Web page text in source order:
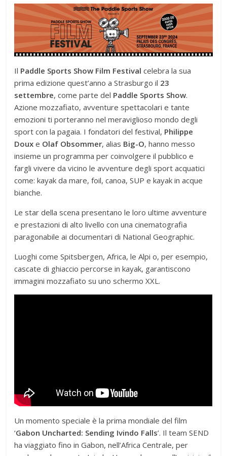
Il Paddle Sports Show Film Festival celebra la sua
prima edizione quest’anno a Strasburgo il 23
settembre, come parte del Paddle Sports Show.
Azione mozzafiato, avventure spettacolari e tante
emozioni ti porteranno nel meraviglioso mondo degli
sport con la pagaia. I fondatori del festival, Philippe
Doux e Olaf Obsommer, alias Big-O, hanno messo
insieme un programma per coinvolgere il pubblico e
fargli vivere da vicino le avventure degli sport acquatici
come: kayak da mare, foil, canoa, SUP e kayak in acque
bianche.
Le star della scena presentano le loro ultime avventure
e prestazioni di alto livello con una cinematografia
paragonabile ai documentari di National Geographic.
Luoghi come Spitsbergen, Africa, le Alpi o, per esempio,
cascate di ghiaccio percorse in kayak, garantiscono
immagini mozzafiato su uno schermo XXL.
Un momento speciale è la prima mondiale del film
‘Gabon Uncharted: Sending Ivindo Falls’. Il team SEND
ha viaggiato fino in Gabon, nell’Africa Centrale, per